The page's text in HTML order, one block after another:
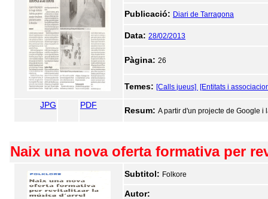
Publicació: Diari de Tarragona
Data: 28/02/2013
Pàgina: 26
Temes: [Calls jueus] [Entitats i
JPG PDF
Resum: A partir d'un projecte de Google i
Naix una nova oferta formativa per
Subtitol: Folkore
Autor: